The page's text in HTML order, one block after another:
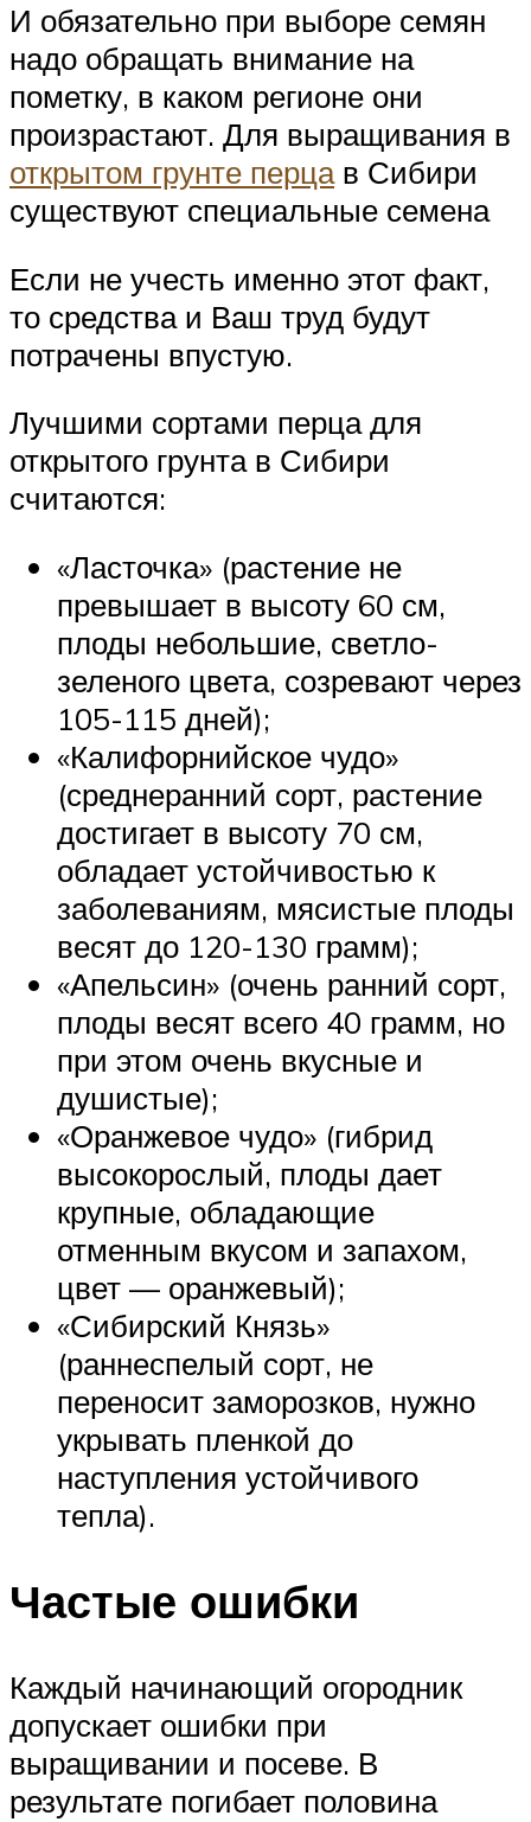
И обязательно при выборе семян
надо обращать внимание на
пометку, в каком регионе они
произрастают. Для выращивания в
открытом грунте перцав Сибири
существуют специальные семена
Если не учесть именно этот факт,
то средства и Ваш труд будут
потрачены впустую.
Лучшими сортами перца для
открытого грунта в Сибири
считаются:
«Ласточка» (растение не
превышает в высоту 60 см,
плоды небольшие, светло-
зеленого цвета, созревают через
105-115 дней);
«Калифорнийское чудо»
(среднеранний сорт, растение
достигает в высоту 70 см,
обладает устойчивостью к
заболеваниям, мясистые плоды
весят до 120-130 грамм);
«Апельсин» (очень ранний сорт,
плоды весят всего 40 грамм, но
при этом очень вкусные и
душистые);
«Оранжевое чудо» (гибрид
высокорослый, плоды дает
крупные, обладающие
отменным вкусом и запахом,
цвет — оранжевый);
«Сибирский Князь»
(раннеспелый сорт, не
переносит заморозков, нужно
укрывать пленкой до
наступления устойчивого
тепла).
Частые ошибки
Каждый начинающий огородник
допускает ошибки при
выращивании и посеве. В
результате погибает половина